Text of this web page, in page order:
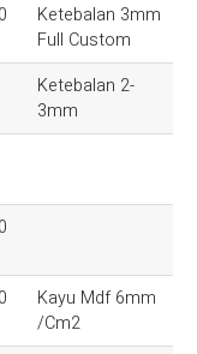
Ketebalan 3mm
Full Custom
Ketebalan 2-
3mm
Kayu Mdf 6mm
/Cm2